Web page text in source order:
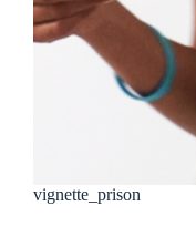
vignette_prison